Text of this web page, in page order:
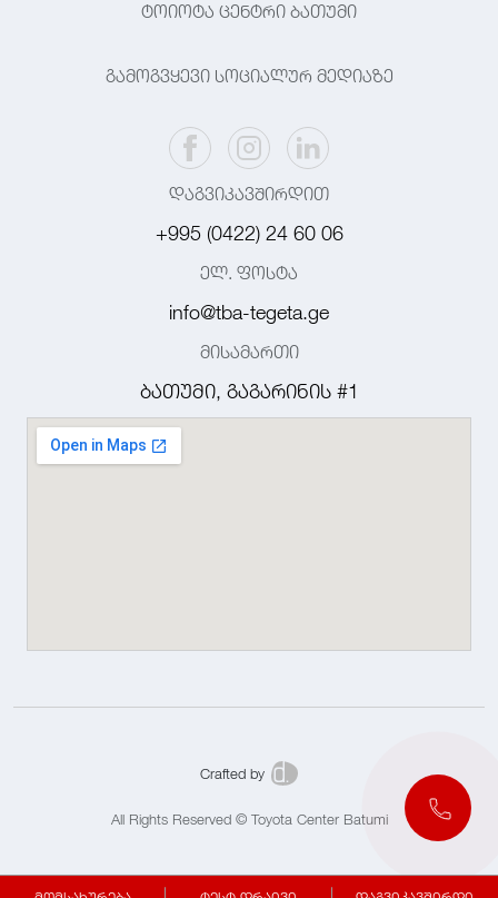
ტოიოტა ცენტრი ბათუმი
გამოგვყევი სოციალურ მედიაზე
დაგვიკავშირდით
+995 (0422) 24 60 06
ელ. ფოსტა
info@tba-tegeta.ge
მისამართი
ბათუმი, გაგარინის #1
All Rights Reserved © Toyota Center Batumi
Crafted by